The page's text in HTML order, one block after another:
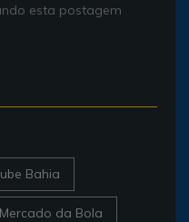
esta postagem
Bahia
Mercado da Bola